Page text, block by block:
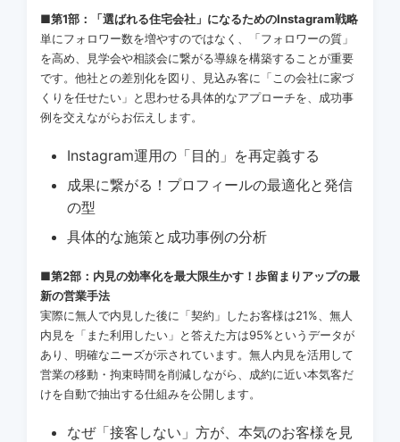
■第1部：「選ばれる住宅会社」になるためのInstagram戦略
単にフォロワー数を増やすのではなく、「フォロワーの質」
を高め、見学会や相談会に繋がる導線を構築することが重要
です。他社との差別化を図り、見込み客に「この会社に家づ
くりを任せたい」と思わせる具体的なアプローチを、成功事
例を交えながらお伝えします。
Instagram運用の「目的」を再定義する
成果に繋がる！プロフィールの最適化と発信
の型
具体的な施策と成功事例の分析
■第2部：内見の効率化を最大限生かす！歩留まりアップの最
新の営業手法
実際に無人で内見した後に「契約」したお客様は21%、無人
内見を「また利用したい」と答えた方は95%というデータが
あり、明確なニーズが示されています。無人内見を活用して
営業の移動・拘束時間を削減しながら、成約に近い本気客だ
けを自動で抽出する仕組みを公開します。
なぜ「接客しない」方が、本気のお客様を見